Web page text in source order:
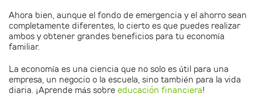
Ahora bien, aunque el fondo de emergencia y el ahorro sean
completamente diferentes, lo cierto es que puedes realizar
ambos y obtener grandes beneficios para tu economía
familiar.
La economía es una ciencia que no solo es útil para una
empresa, un negocio o la escuela, sino también para la vida
diaria. ¡Aprende más sobre educación financiera!